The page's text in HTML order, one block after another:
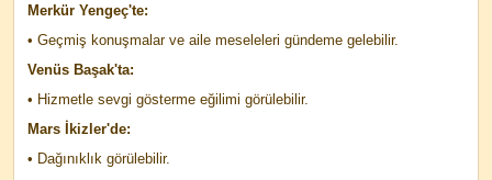
Merkür Yengeç'te:
• Geçmiş konuşmalar ve aile meseleleri gündeme gelebilir.
Venüs Başak'ta:
• Hizmetle sevgi gösterme eğilimi görülebilir.
Mars İkizler'de:
• Dağınıklık görülebilir.